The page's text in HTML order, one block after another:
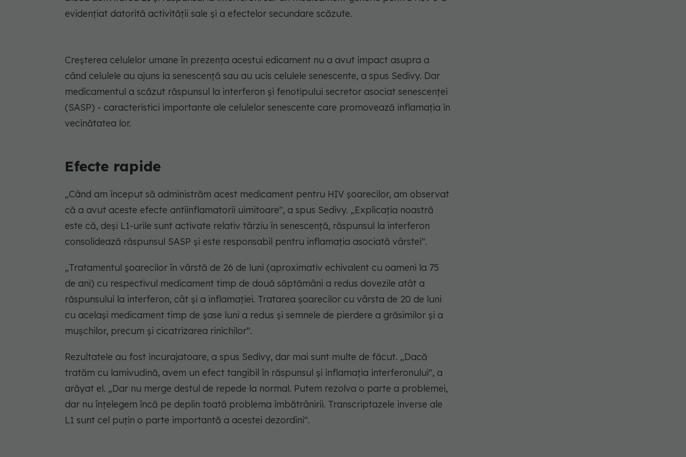
evidențiat datorită activității sale și a efectelor secundare scăzute.
Creșterea celulelor umane în prezența acestui edicament nu a avut impact asupra a
când celulele au ajuns la senescență sau au ucis celulele senescente, a spus Sedivy. Dar
medicamentul a scăzut răspunsul la interferon și fenotipului secretor asociat senescenței
(SASP) - caracteristici importante ale celulelor senescente care promovează inflamația în
vecinătatea lor.
Efecte rapide
„Când am început să administrăm acest medicament pentru HIV șoarecilor, am observat
că a avut aceste efecte antiinflamatorii uimitoare", a spus Sedivy. „Explicația noastră
este că, deși L1-urile sunt activate relativ târziu în senescență, răspunsul la interferon
consolidează răspunsul SASP și este responsabil pentru inflamația asociată vârstei".
„Tratamentul șoarecilor în vârstă de 26 de luni (aproximativ echivalent cu oameni la 75
de ani) cu respectivul medicament timp de două săptămâni a redus dovezile atât a
răspunsului la interferon, cât și a inflamației. Tratarea șoarecilor cu vârsta de 20 de luni
cu același medicament timp de șase luni a redus și semnele de pierdere a grăsimilor și a
mușchilor, precum și cicatrizarea rinichilor".
Rezultatele au fost incurajatoare, a spus Sedivy, dar mai sunt multe de făcut. „Dacă
tratăm cu lamivudină, avem un efect tangibil în răspunsul și inflamația interferonului", a
arăyat el. „Dar nu merge destul de repede la normal. Putem rezolva o parte a problemei,
dar nu înțelegem încă pe deplin toată problema îmbătrânirii. Transcriptazele inverse ale
L1 sunt cel puțin o parte importantă a acestei dezordini".